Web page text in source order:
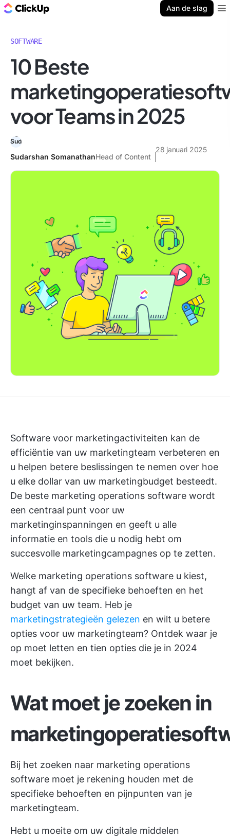
Aan de slag
SOFTWARE
10 Beste
voor Teams in 2025
Sudarshan SomanathanHead of Content
28 januari 2025
Software voor marketingactiviteiten kan de
efficiëntie van uw marketingteam verbeteren en
u helpen betere beslissingen te nemen over hoe
u elke dollar van uw marketingbudget besteedt.
De beste marketing operations software wordt
een centraal punt voor uw
marketinginspanningen en geeft u alle
informatie en tools die u nodig hebt om
succesvolle marketingcampagnes op te zetten.
Welke marketing operations software u kiest,
hangt af van de specifieke behoeften en het
budget van uw team. Heb je
marketingstrategieën gelezen en wilt u betere
opties voor uw marketingteam? Ontdek waar je
op moet letten en tien opties die je in 2024
moet bekijken.
Wat moet je zoeken in
Bij het zoeken naar marketing operations
software moet je rekening houden met de
specifieke behoeften en pijnpunten van je
marketingteam.
Hebt u moeite om uw digitale middelen